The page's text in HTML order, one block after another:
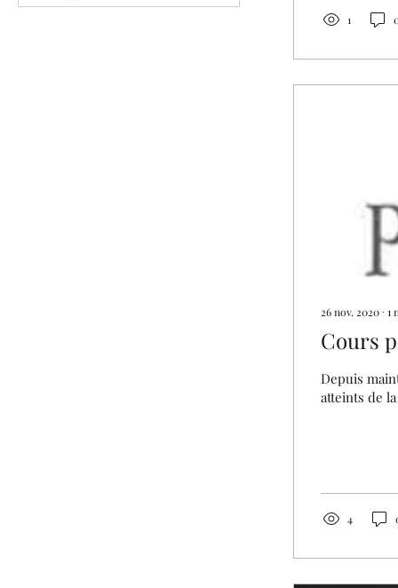
1
26 nov. 2020 ∙ 1
Cours
Depuis
atteints de
4